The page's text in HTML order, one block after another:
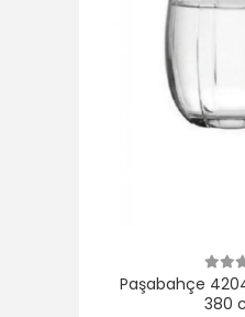
Paşabahçe
380